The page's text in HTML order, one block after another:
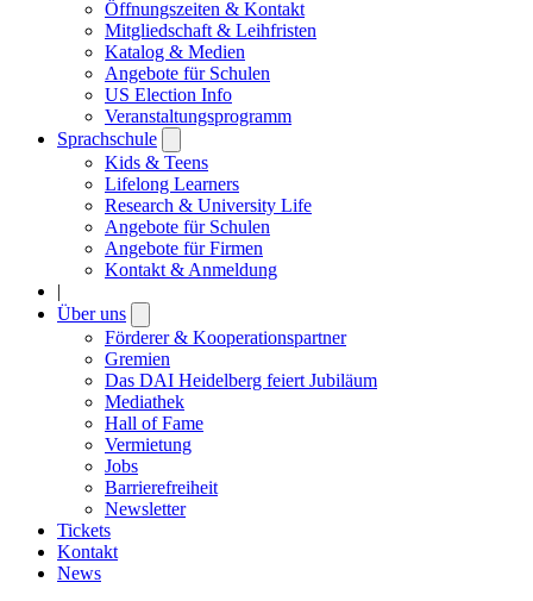
Öffnungszeiten & Kontakt
Mitgliedschaft & Leihfristen
Katalog & Medien
Angebote für Schulen
US Election Info
Veranstaltungsprogramm
Sprachschule
submenu
Kids & Teens
Lifelong Learners
Research & University Life
Angebote für Schulen
Angebote für Firmen
Kontakt & Anmeldung
|
Über uns
submenu
Förderer & Kooperationspartner
Gremien
Das DAI Heidelberg feiert Jubiläum
Mediathek
Hall of Fame
Vermietung
Jobs
Barrierefreiheit
Newsletter
Tickets
Kontakt
News